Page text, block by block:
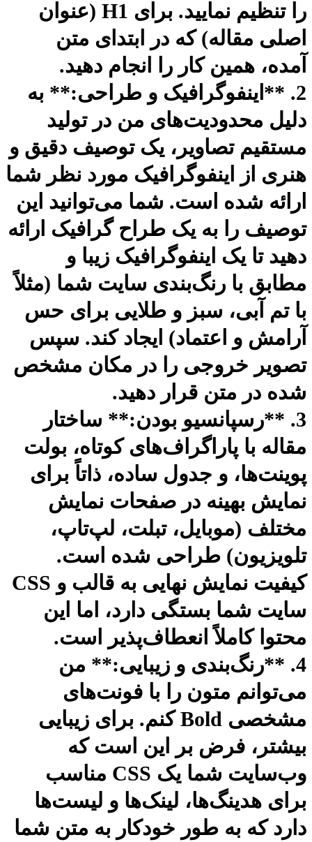
را تنظیم نمایید. برای H1 (عنوان
مقاله) که در ابتدای متن
همین کار را انجام دهید.
**اینفوگرافیک و طراحی:** به
محدودیت‌های من در تولید
تصاویر، یک توصیف دقیق و
از اینفوگرافیک مورد نظر شما
شده است. شما می‌توانید این
را به یک طراح گرافیک ارائه
تا یک اینفوگرافیک زیبا و
با رنگ‌بندی سایت شما (مثلاً
تم آبی، سبز و طلایی برای حس
و اعتماد) ایجاد کند. سپس
خروجی را در مکان مشخص
در متن قرار دهید.
**رسپانسیو بودن:** ساختار
با پاراگراف‌های کوتاه، بولت
و جدول ساده، ذاتاً برای
بهینه در صفحات نمایش
(موبایل، تبلت، لپ‌تاپ،
طراحی شده است.
کیفیت نمایش نهایی به قالب و CSS
شما بستگی دارد، اما این
کاملاً انعطاف‌پذیر است.
**رنگ‌بندی و زیبایی:** من
متون را با فونت‌های
مشخصی Bold کنم. برای زیبایی
فرض بر این است که
وب‌سایت شما یک CSS مناسب
هدینگ‌ها، لینک‌ها و لیست‌ها
که به طور خودکار به متن شما